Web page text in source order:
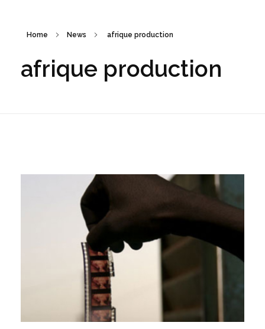
Home News afrique production
afrique production